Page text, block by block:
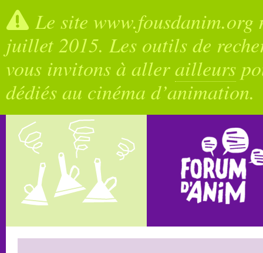
Le site
juillet 2015. Les outils de
vous invitons à allerailleurs
dédiés au cinéma d’animation.